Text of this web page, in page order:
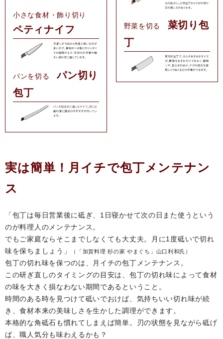
小さな食材・飾り切り
ペティナイフ
パンを切るパン切り
包丁
野菜を切る 菜切り包
丁
実は簡単！月イチで包丁メンテナン
ス
「包丁は毎日営業後に砥ぎ、1日寝かせて次の日また使うという
のが料理人のメンテナンス。
でもご家庭ならそこまでしなくても大丈夫。月に1度砥いで切れ
味を保ちましょう」
（「加賀料理 杉の家 やまぐち」山口利和氏）
包丁の切れ味を保つのは、月イチの包丁メンテナンス。
この研ぎ直しのタイミングの目安は、包丁の切れ味によって食材
の味を大きく損なわない期間であるということ。
時間のある時を見つけて砥いでおけば、気持ちいい切れ味が続
き、食材本来の美味しさを生かした調理ができます。
本格的な角砥石も慣れてしまえば簡単。刃の状態を見ながら砥げ
ば、職人気分も味わえるかも？